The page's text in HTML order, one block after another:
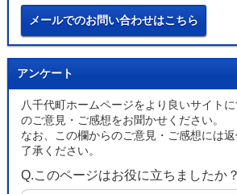
メールでのお問い合わせはこちら
アンケート
八千代町ホームページをより良いサイト
のご意見・ご感想をお聞かせください。
なお、この欄からのご意見・ご感想には
了承ください。
Q.このページはお役に立ちましたか？